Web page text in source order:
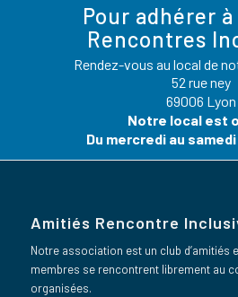
Pour adhérer
Rencontres
Rendez-vous au local de
52 rue ney
69006 Lyon
Notre local est
Du mercredi au samedi
Amitiés Rencontre
Notre association est un club d’amitiés
membres se rencontrent librement au
organisées.